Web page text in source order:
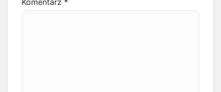
Komentarz *